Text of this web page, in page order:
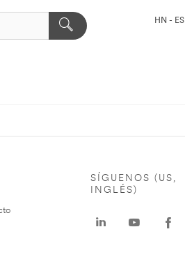
HN - ES
SÍGUENOS (US,
INGLÉS)